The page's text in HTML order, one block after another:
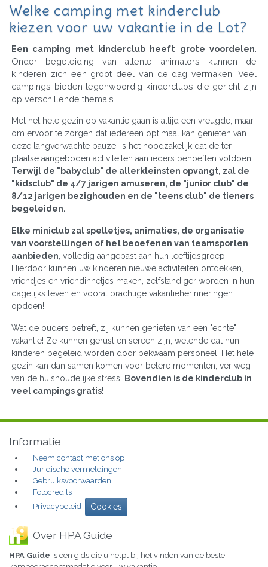
Welke camping met kinderclub
kiezen voor uw vakantie in de Lot?
Een camping met kinderclub heeft grote voordelen
Onder begeleiding van attente animators kunnen de
kinderen zich een groot deel van de dag vermaken. Veel
campings bieden tegenwoordig kinderclubs die gericht zijn
op verschillende thema's.
Met het hele gezin op vakantie gaan is altijd een vreugde, maar
om ervoor te zorgen dat iedereen optimaal kan genieten van
deze langverwachte pauze, is het noodzakelijk dat de ter
plaatse aangeboden activiteiten aan ieders behoeften voldoen.
Terwijl de "babyclub" de allerkleinsten opvangt, zal de
"kidsclub" de 4/7 jarigen amuseren, de "junior club" de
8/12 jarigen bezighouden en de "teens club" de tieners
begeleiden.
Elke miniclub zal spelletjes, animaties, de organisatie
van voorstellingen of het beoefenen van teamsporten
aanbieden , volledig aangepast aan hun leeftijdsgroep.
Hierdoor kunnen uw kinderen nieuwe activiteiten ontdekken,
vriendjes en vriendinnetjes maken, zelfstandiger worden in hun
dagelijks leven en vooral prachtige vakantieherinneringen
opdoen!
Wat de ouders betreft, zij kunnen genieten van een "echte"
vakantie! Ze kunnen gerust en sereen zijn, wetende dat hun
kinderen begeleid worden door bekwaam personeel. Het hele
gezin kan dan samen komen voor betere momenten, ver weg
van de huishoudelijke stress.
Bovendien is de kinderclub in
veel campings gratis!
Informatie
Neem contact met ons op
Juridische vermeldingen
Gebruiksvoorwaarden
Fotocredits
Privacybeleid
Cookies
Over HPA Guide
HPA Guide is een gids die u helpt bij het vinden van de beste